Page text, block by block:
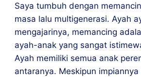
Saya tumbuh dengan
masa lalu multigenerasi. Ayah
mengajarinya, memancing
ayah-anak yang sangat
Ayah memiliki semua anak
antaranya. Meskipun